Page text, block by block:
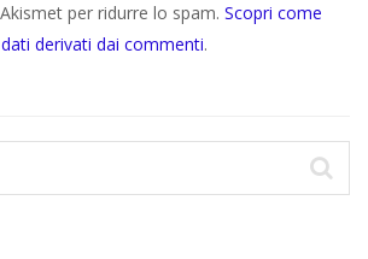
per ridurre lo spam. Scopri come
derivati dai commenti.